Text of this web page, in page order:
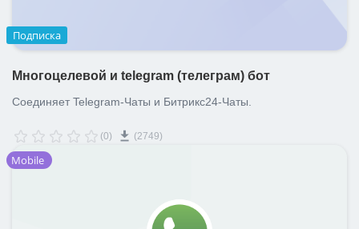
Подписка
Многоцелевой и telegram (телеграм) бот
Соединяет Telegram-Чаты и Битрикс24-Чаты.
(0) (2749)
Mobile